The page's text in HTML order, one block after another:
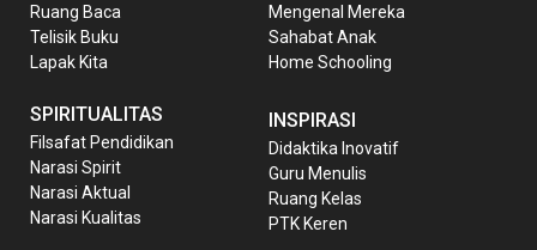
Ruang Baca
Telisik Buku
Lapak Kita
Mengenal Mereka
Sahabat Anak
Home Schooling
SPIRITUALITAS
Filsafat Pendidikan
Narasi Spirit
Narasi Aktual
Narasi Kualitas
INSPIRASI
Didaktika Inovatif
Guru Menulis
Ruang Kelas
PTK Keren